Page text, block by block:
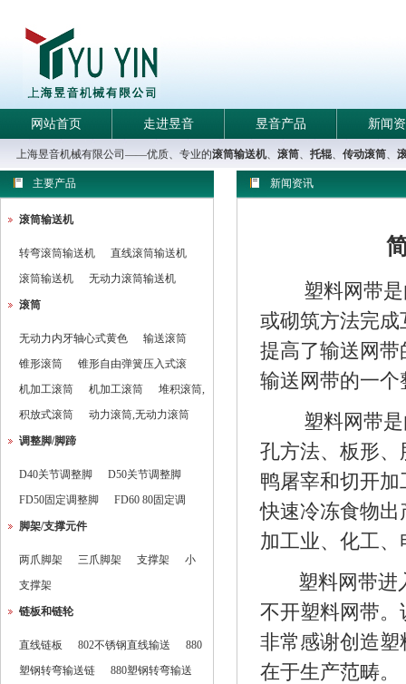
网站首页 走进昱音 昱音产品 新闻
上海昱音机械有限公司——优质、专业的滚筒输送机、 滚筒、 托辊、 传动滚筒、
主要产品
滚筒输送机
转弯滚筒输送机
直线滚筒输送机
滚筒输送机
无动力滚筒输送机
滚筒
无动力内牙轴心式黄色
输送滚筒
锥形滚筒
锥形自由弹簧压入式滚
机加工滚筒
机加工滚筒
堆积滚筒,
积放式滚筒
动力滚筒,无动力滚筒
调整脚/脚蹄
D40关节调整脚
D50关节调整脚
FD50固定调整脚
FD60 80固定调
脚架/支撑元件
两爪脚架 三爪脚架 支撑架
小
支撑架
链板和链轮
直线链板 802不锈钢直线输送
880
塑钢转弯输送链
880塑钢转弯输送
新闻资讯
塑料网带是
或砌筑方法完
提高了输送 网带
输送 网带的一个
塑料网带是
孔方法、板形
鸭屠宰和切开
快速冷冻食物
加工业、化工
塑料网带进
不开塑料网带
非常感谢创造
在于生产范畴。